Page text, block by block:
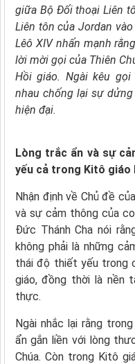
giữa Bộ Đối thoại Liên
Liên tôn của Jordan
Lêô XIV nhấn mạnh
lời mời gọi của Thiên
Hồi giáo. Ngài kêu
nhau chống lại sự
hiện đại.
Lòng trắc ẩn và sự
yếu cả trong Kitô giáo
Nhận định về Chủ đề
và sự cảm thông của
Đức Thánh Cha nói
không phải là những
thái độ thiết yếu trong
giáo, đồng thời là nền
thực.
Ngài nhắc lại rằng
ẩn gắn liền với lòng
Chúa. Còn trong Kitô